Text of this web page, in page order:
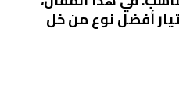
أفضل نوع من خل